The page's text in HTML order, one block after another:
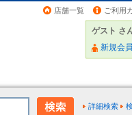
店舗一覧 ご利用
ゲスト さ
新規会
詳細検索